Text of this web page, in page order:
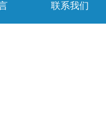
联系我们